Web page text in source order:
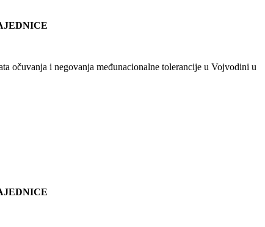
očuvanja i negovanja međunacionalne tolerancije u Vojvodini u